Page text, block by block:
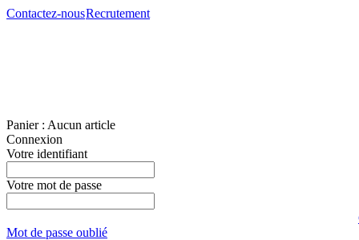
Contactez-nousRecrutement
Panier : Aucun article
Connexion
Votre identifiant
Votre mot de passe
Mot de passe oublié